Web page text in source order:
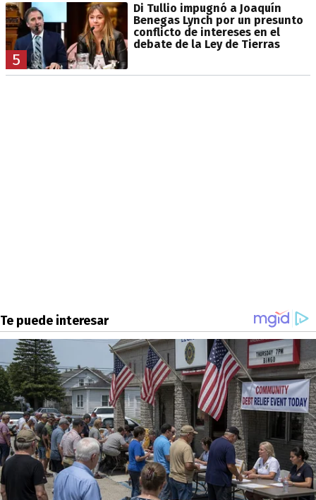
5
Di Tullio impugnó a Joaquín
Benegas Lynch por un presunto
conflicto de intereses en el
debate de la Ley de Tierras